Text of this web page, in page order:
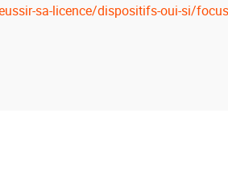
sa-licence/dispositifs-oui-si/